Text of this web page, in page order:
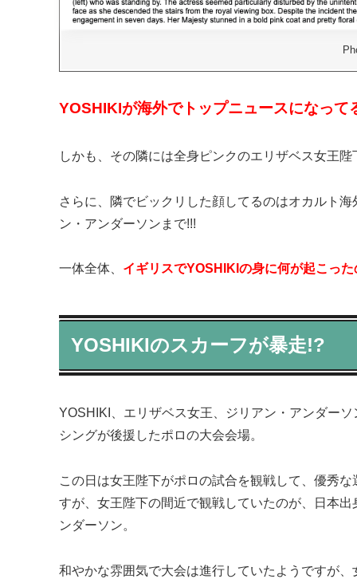
YOSHIKIが海外でトップニュースになって
しかも、その隣には全身ピンクのエリザベス女王陛
さらに、隣でビックリした顔してるのはオカルト
ン・アンダーソンまで!!!
一体全体、 イギリスでYOSHIKIの身に何が起こっ
YOSHIKIのスカーフが暴走!?
YOSHIKI、エリザベス女王、ジリアン・アンダー
シングが後援したポロの大会会場。
この日は女王陛下がポロの試合を観戦して、優秀
すが、女王陛下の間近で観戦していたのが、日本
ンダーソン。
和やかな雰囲気で大会は進行していたようですが